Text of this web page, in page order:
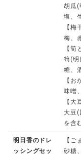
胡瓜(
塩、
【梅
梅、
【筍
筍(明
糖、
【お
味噌
【大
大豆(
を含
明日香のドレ
ッシングセッ
【ご
砂糖